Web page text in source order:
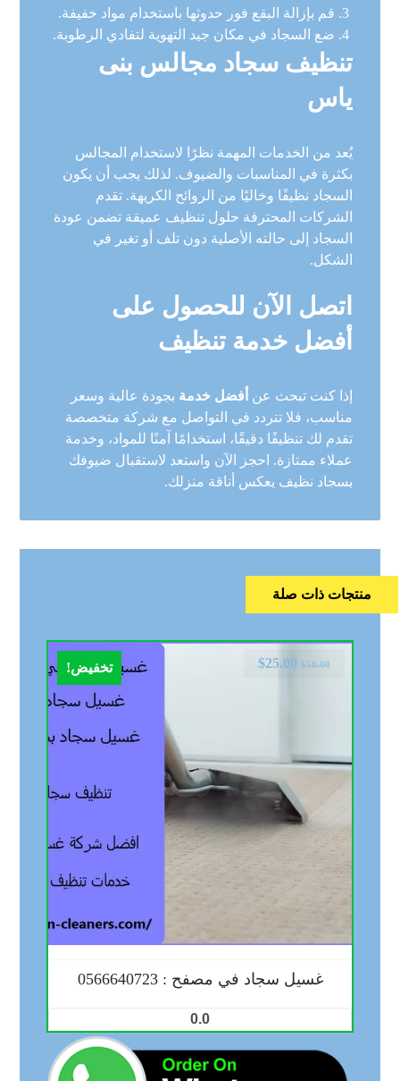
قم بإزالة البقع فور حدوثها باستخدام مواد خفيفة.
ضع السجاد في مكان جيد التهوية لتفادي الرطوبة.
تنظيف سجاد مجالس بنى
ياس
يُعد من الخدمات المهمة نظرًا لاستخدام المجالس
بكثرة في المناسبات والضيوف. لذلك يجب أن يكون
السجاد نظيفًا وخاليًا من الروائح الكريهة. تقدم
الشركات المحترفة حلول تنظيف عميقة تضمن عودة
السجاد إلى حالته الأصلية دون تلف أو تغير في
الشكل.
اتصل الآن للحصول على
أفضل خدمة تنظيف
إذا كنت تبحث عن أفضل خدمة بجودة عالية وسعر
مناسب، فلا تتردد في التواصل مع شركة متخصصة
تقدم لك تنظيفًا دقيقًا، استخدامًا آمنًا للمواد، وخدمة
عملاء ممتازة. احجز الآن واستعد لاستقبال ضيوفك
بسجاد نظيف يعكس أناقة منزلك.
منتجات ذات صلة
تخفيض!
غسيل سجاد في مصفح : 0566640723
0.0
$50.00
$25.00